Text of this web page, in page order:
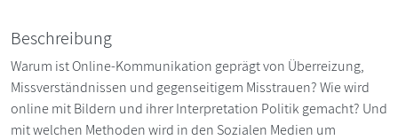
Beschreibung
Warum ist Online-Kommunikation geprägt von Überreizung,
Missverständnissen und gegenseitigem Misstrauen? Wie wird
online mit Bildern und ihrer Interpretation Politik gemacht? Und
mit welchen Methoden wird in den Sozialen Medien um